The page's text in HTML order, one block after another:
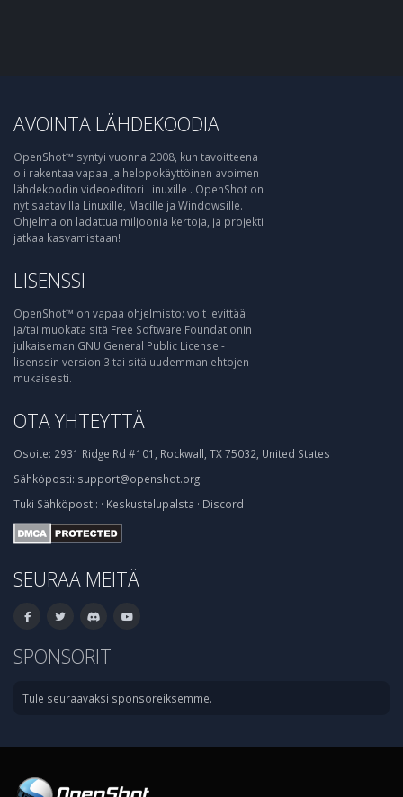
AVOINTA LÄHDEKOODIA
OpenShot™ syntyi vuonna 2008, kun tavoitteena
oli rakentaa vapaa ja helppokäyttöinen avoimen
lähdekoodin videoeditori Linuxille . OpenShot on
nyt saatavilla Linuxille, Macille ja Windowsille.
Ohjelma on ladattua miljoonia kertoja, ja projekti
jatkaa kasvamistaan!
LISENSSI
OpenShot™ on vapaa ohjelmisto: voit levittää
ja/tai muokata sitä Free Software Foundationin
julkaiseman GNU General Public License -
lisenssin version 3 tai sitä uudemman ehtojen
mukaisesti.
OTA YHTEYTTÄ
Osoite: 2931 Ridge Rd #101, Rockwall, TX 75032, United States
Sähköposti: support@openshot.org
Tuki Sähköposti: · Keskustelupalsta · Discord
SEURAA MEITÄ
SPONSORIT
Tule seuraavaksi sponsoreiksemme.